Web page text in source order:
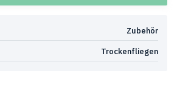
Zubehör
Trockenfliegen